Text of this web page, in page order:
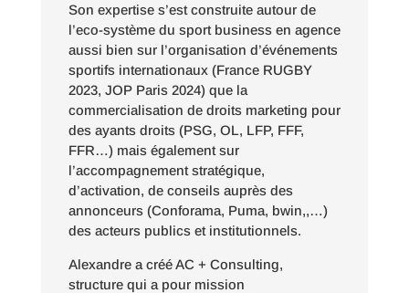
Son expertise s’est construite autour de
l’eco-système du sport business en agence
aussi bien sur l’organisation d’événements
sportifs internationaux (France RUGBY
2023, JOP Paris 2024) que la
commercialisation de droits marketing pour
des ayants droits (PSG, OL, LFP, FFF,
FFR…) mais également sur
l’accompagnement stratégique,
d’activation, de conseils auprès des
annonceurs (Conforama, Puma, bwin,,…)
des acteurs publics et institutionnels.
Alexandre a créé AC + Consulting,
structure qui a pour mission